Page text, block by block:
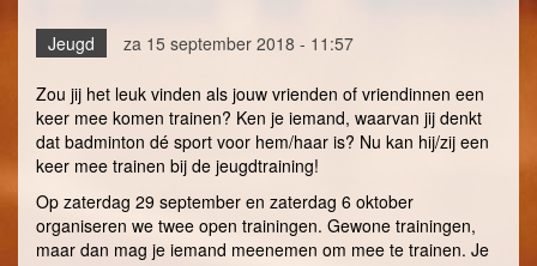
Jeugd za 15 september 2018 - 11:57
Zou jij het leuk vinden als jouw vrienden of vriendinnen een
keer mee komen trainen? Ken je iemand, waarvan jij denkt
dat badminton dé sport voor hem/haar is? Nu kan hij/zij een
keer mee trainen bij de jeugdtraining!
Op zaterdag 29 september en zaterdag 6 oktober
organiseren we twee open trainingen. Gewone trainingen,
maar dan mag je iemand meenemen om mee te trainen. Je